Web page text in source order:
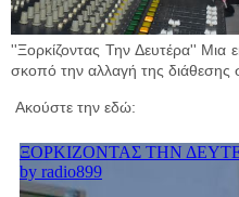
''Ξορκίζοντας Την Δευτέρα''
σκοπό την αλλαγή της διάθεσης
Ακούστε την εδώ: